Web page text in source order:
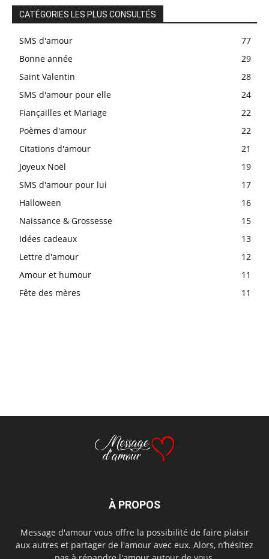
CATÉGORIES LES PLUS CONSULTÉS
SMS d'amour
77
Bonne année
29
Saint Valentin
28
SMS d'amour pour elle
24
Fiançailles et Mariage
22
Poèmes d'amour
22
Citations d'amour
21
Joyeux Noël
19
SMS d'amour pour lui
17
Halloween
16
Naissance & Grossesse
15
Idées cadeaux
13
Lettre d'amour
12
Amour et humour
11
Fête des mères
11
À PROPOS
Message d'amour vous offre la possibilité de faire plaisir
aux autres et partager de l'amour avec eux. Alors, n’hésitez